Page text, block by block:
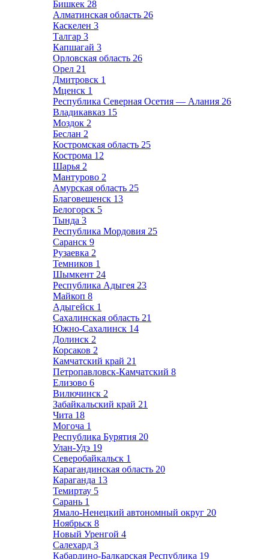
Бишкек 28
Алматинская область 26
Каскелен 3
Талгар 3
Капшагай 3
Орловская область 26
Орел 21
Дмитровск 1
Мценск 1
Республика Северная Осетия — Алания 26
Владикавказ 15
Моздок 2
Беслан 2
Костромская область 25
Кострома 12
Шарья 2
Мантурово 2
Амурская область 25
Благовещенск 13
Белогорск 5
Тында 3
Республика Мордовия 25
Саранск 9
Рузаевка 2
Темников 1
Шымкент 24
Республика Адыгея 23
Майкоп 8
Адыгейск 1
Сахалинская область 21
Южно-Сахалинск 14
Долинск 2
Корсаков 2
Камчатский край 21
Петропавловск-Камчатский 8
Елизово 6
Вилючинск 2
Забайкальский край 21
Чита 18
Могоча 1
Республика Бурятия 20
Улан-Удэ 19
Северобайкальск 1
Карагандинская область 20
Караганда 13
Темиртау 5
Сарань 1
Ямало-Ненецкий автономный округ 20
Ноябрьск 8
Новый Уренгой 4
Салехард 3
Кабардино-Балкарская Республика 19